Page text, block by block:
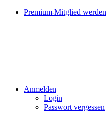
Premium-Mitglied werden
Anmelden
Login
Passwort vergessen